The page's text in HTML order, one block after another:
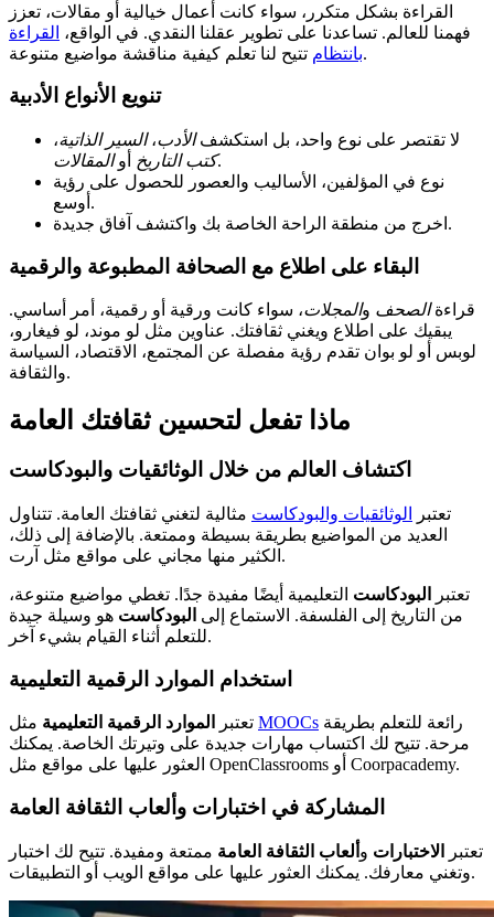
القراءة بشكل متكرر، سواء كانت أعمال خيالية أو مقالات، تعزز
فهمنا للعالم. تساعدنا على تطوير عقلنا النقدي. في الواقع، القراءة
بانتظامتتيح لنا تعلم كيفية مناقشة مواضيع متنوعة.
تنويع الأنواع الأدبية
لا تقتصر على نوع واحد، بل استكشفالأدب،السير الذاتية،
كتب التاريخ
أوالمقالات
.
نوع في المؤلفين، الأساليب والعصور للحصول على رؤية
أوسع.
اخرج من منطقة الراحة الخاصة بك واكتشف آفاق جديدة.
البقاء على اطلاع مع الصحافة المطبوعة والرقمية
قراءةالصحف والمجلات، سواء كانت ورقية أو رقمية، أمر أساسي.
يبقيك على اطلاع ويغني ثقافتك. عناوين مثل لو موند، لو فيغارو،
لوبس أو لو بوان تقدم رؤية مفصلة عن المجتمع، الاقتصاد، السياسة
والثقافة.
ماذا تفعل لتحسين ثقافتك العامة
اكتشاف العالم من خلال الوثائقيات والبودكاست
تعتبر الوثائقيات والبودكاست مثالية لتغني ثقافتك العامة. تتناول
العديد من المواضيع بطريقة بسيطة وممتعة. بالإضافة إلى ذلك،
الكثير منها مجاني على مواقع مثل آرت.
تعتبر البودكاست التعليمية أيضًا مفيدة جدًا. تغطي مواضيع متنوعة،
من التاريخ إلى الفلسفة. الاستماع إلى البودكاست هو وسيلة جيدة
للتعلم أثناء القيام بشيء آخر.
استخدام الموارد الرقمية التعليمية
تعتبر الموارد الرقمية التعليمية MOOCs
مرحة. تتيح لك اكتساب مهارات جديدة على وتيرتك الخاصة. يمكنك
العثور عليها على مواقع مثل OpenClassrooms أو Coorpacademy.
المشاركة في اختبارات وألعاب الثقافة العامة
تعتبر الاختبارات و ألعاب الثقافة العامة ممتعة ومفيدة. تتيح لك اختبار
وتغني معارفك. يمكنك العثور عليها على مواقع الويب أو التطبيقات.